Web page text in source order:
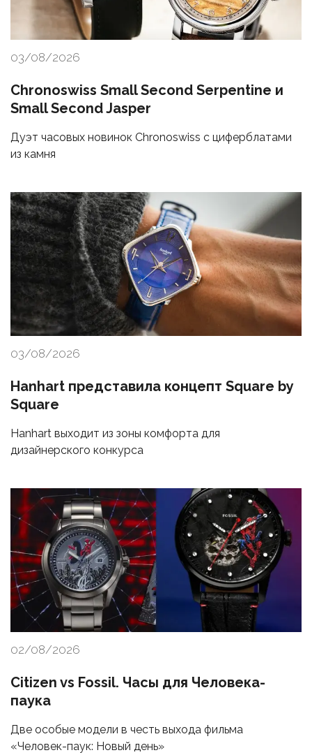
03/08/2026
Chronoswiss Small Second Serpentine и
Small Second Jasper
Дуэт часовых новинок Chronoswiss с циферблатами
из камня
03/08/2026
Hanhart представила концепт Square by
Square
Hanhart выходит из зоны комфорта для
дизайнерского конкурса
02/08/2026
Citizen vs Fossil. Часы для Человека-
паука
Две особые модели в честь выхода фильма
«Человек-паук: Новый день»